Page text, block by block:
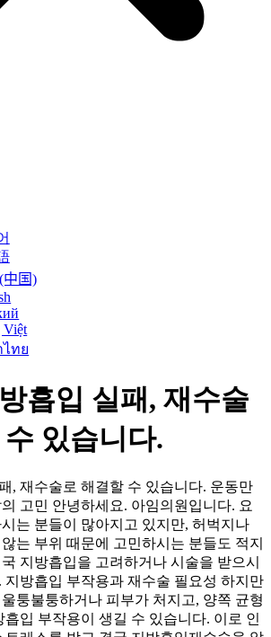
中国)
Việt
ทย
흡입 실패, 재수술
있습니다.
, 재수술로 해결할 수 있습니다. 운동만
고민 안녕하세요. 아임의원입니다. 요
는 분들이 많아지고 있지만, 허벅지나
는 부위 때문에 고민하시는 분들도 적지
지방흡입을 고려하거나 시술을 받으시
지방흡입 부작용과 재수술 필요성 하지만
퉁불퉁하거나 피부가 처지고, 양쪽 균형
흡입 부작용이 생길 수 있습니다. 이로 인